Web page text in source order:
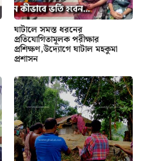
ঘাটালে সমস্ত ধরনের
প্রতিযোগিতামূলক পরীক্ষার
প্রশিক্ষণ,উদ্যোগে ঘাটাল মহকুমা
প্রশাসন